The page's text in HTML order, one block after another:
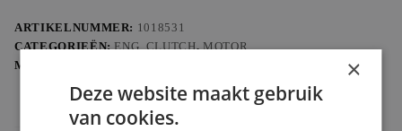
ARTIKELNUMMER: 1018531
CATEGORIEËN: ENG. CLUTCH, MOTOR
MERK:
×
Deze website maakt gebruik
van cookies.